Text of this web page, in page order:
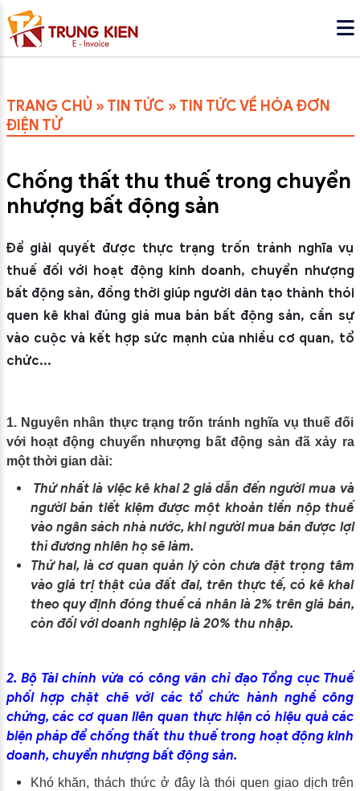
TRANG CHỦ » TIN TỨC » TIN TỨC VỀ HÓA ĐƠN
ĐIỆN TỬ
Chống thất thu thuế trong chuyển
nhượng bất động sản
Để giải quyết được thực trạng trốn tránh nghĩa vụ
thuế đối với hoạt động kinh doanh, chuyển nhượng
bất động sản, đồng thời giúp người dân tạo thành thói
quen kê khai đúng giá mua bán bất động sản, cần sự
vào cuộc và kết hợp sức mạnh của nhiều cơ quan, tổ
chức...
1. Nguyên nhân thực trạng trốn tránh nghĩa vụ thuế đối
với hoạt động chuyển nhượng bất động sản đã xảy ra
một thời gian dài:
Thứ nhất là việc kê khai 2 giá dẫn đến người mua và
người bán tiết kiệm được một khoản tiền nộp thuế
vào ngân sách nhà nước, khi người mua bán được lợi
thì đương nhiên họ sẽ làm.
Thứ hai, là cơ quan quản lý còn chưa đặt trọng tâm
vào giá trị thật của đất đai, trên thực tế, có kê khai
theo quy định đóng thuế cá nhân là 2% trên giá bán,
còn đối với doanh nghiệp là 20% thu nhập.
2. Bộ Tài chính vừa có công văn chỉ đạo Tổng cục Thuế
phối hợp chặt chẽ với các tổ chức hành nghề công
chứng, các cơ quan liên quan thực hiện có hiệu quả các
biện pháp để chống thất thu thuế trong hoạt động kinh
doanh, chuyển nhượng bất động sản.
Khó khăn, thách thức ở đây là thói quen giao dịch trên